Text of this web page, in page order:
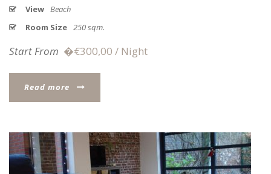
View Beach
Room Size 250 sqm.
Start From �€300,00 / Night
Read more